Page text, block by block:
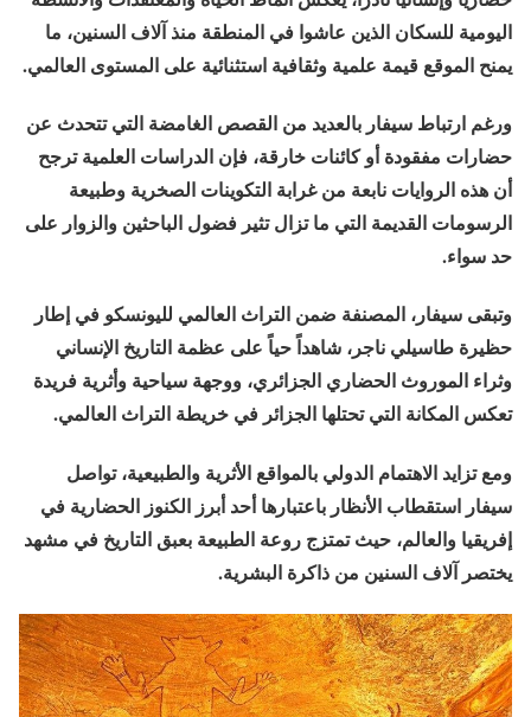
اليومية للسكان الذين عاشوا في المنطقة منذ آلاف السنين، ما
يمنح الموقع قيمة علمية وثقافية استثنائية على المستوى العالمي.
ورغم ارتباط سيفار بالعديد من القصص الغامضة التي تتحدث عن
حضارات مفقودة أو كائنات خارقة، فإن الدراسات العلمية ترجح
أن هذه الروايات نابعة من غرابة التكوينات الصخرية وطبيعة
الرسومات القديمة التي ما تزال تثير فضول الباحثين والزوار على
حد سواء.
وتبقى سيفار، المصنفة ضمن التراث العالمي لليونسكو في إطار
حظيرة طاسيلي ناجر، شاهداً حياً على عظمة التاريخ الإنساني
وثراء الموروث الحضاري الجزائري، ووجهة سياحية وأثرية فريدة
تعكس المكانة التي تحتلها الجزائر في خريطة التراث العالمي.
ومع تزايد الاهتمام الدولي بالمواقع الأثرية والطبيعية، تواصل
سيفار استقطاب الأنظار باعتبارها أحد أبرز الكنوز الحضارية في
إفريقيا والعالم، حيث تمتزج روعة الطبيعة بعبق التاريخ في مشهد
يختصر آلاف السنين من ذاكرة البشرية.